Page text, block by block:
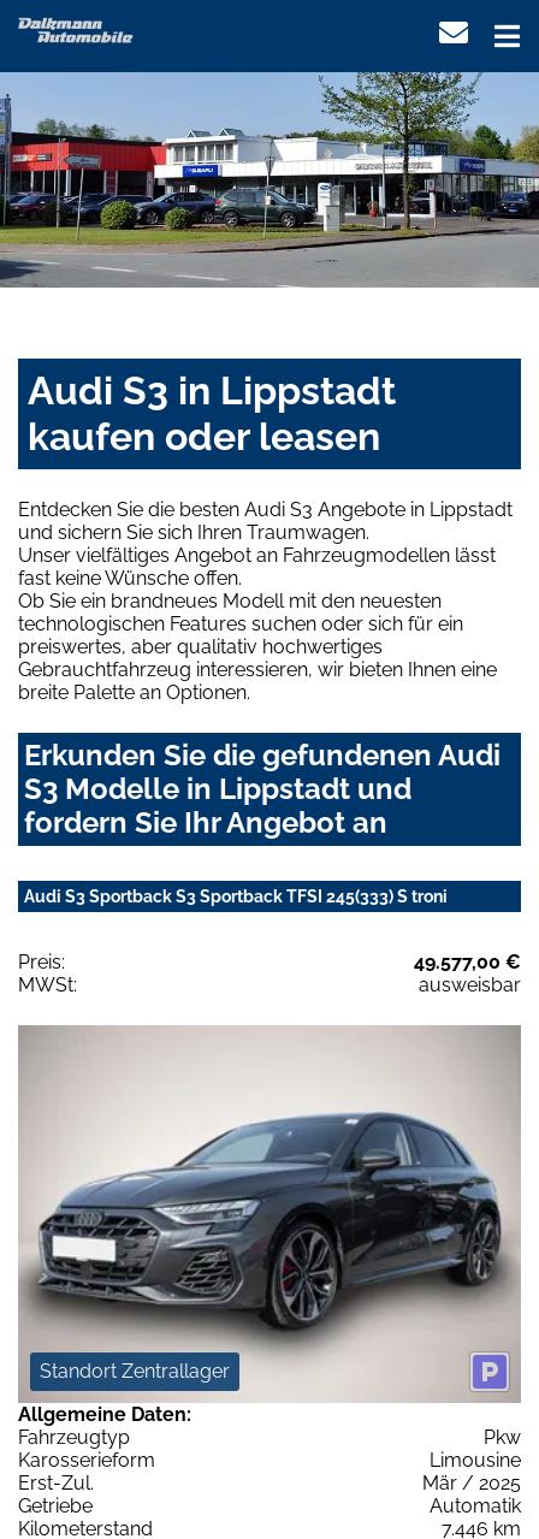
Audi S3 in Lippstadt
kaufen oder leasen
Entdecken Sie die besten Audi S3 Angebote in Lippstadt
und sichern Sie sich Ihren Traumwagen.
Unser vielfältiges Angebot an Fahrzeugmodellen lässt
fast keine Wünsche offen.
Ob Sie ein brandneues Modell mit den neuesten
technologischen Features suchen oder sich für ein
preiswertes, aber qualitativ hochwertiges
Gebrauchtfahrzeug interessieren, wir bieten Ihnen eine
breite Palette an Optionen.
Erkunden Sie die gefundenen Audi
S3 Modelle in Lippstadt und
fordern Sie Ihr Angebot an
Audi S3 Sportback S3 Sportback TFSI 245(333) S troni
Preis:
49.577,00 €
MWSt:
ausweisbar
Standort Zentrallager
Allgemeine Daten:
Fahrzeugtyp
Pkw
Karosserieform
Limousine
Erst-Zul.
Mär / 2025
Getriebe
Automatik
Kilometerstand
7.446 km